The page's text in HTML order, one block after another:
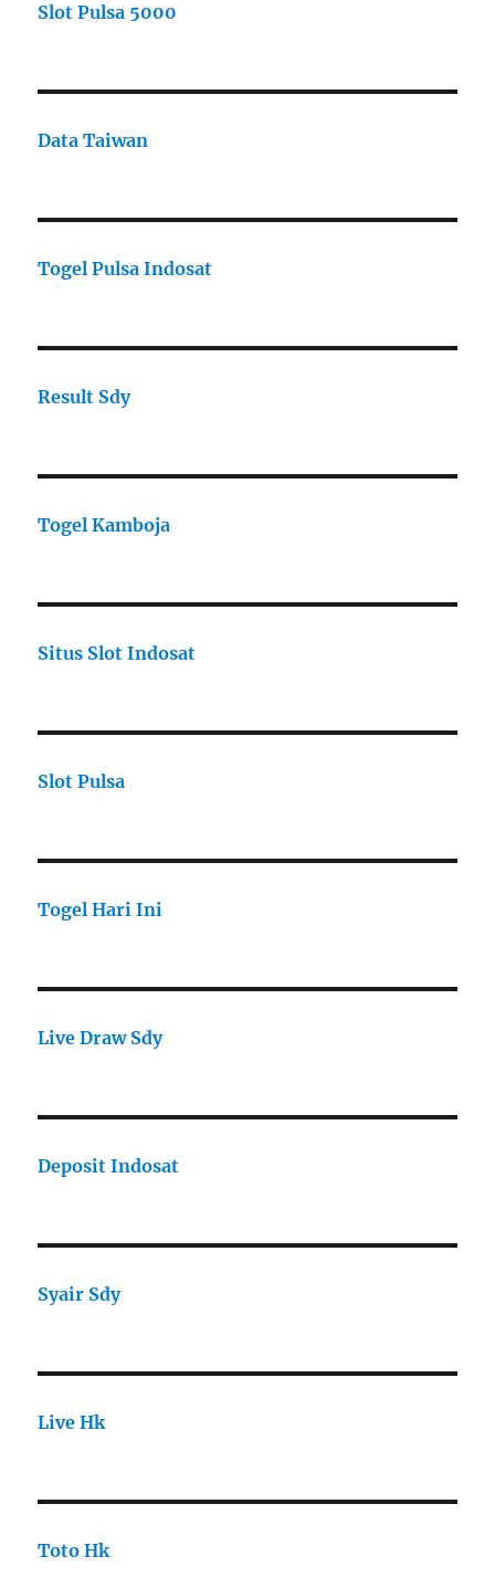
Slot Pulsa 5000
Data Taiwan
Togel Pulsa Indosat
Result Sdy
Togel Kamboja
Situs Slot Indosat
Slot Pulsa
Togel Hari Ini
Live Draw Sdy
Deposit Indosat
Syair Sdy
Live Hk
Toto Hk